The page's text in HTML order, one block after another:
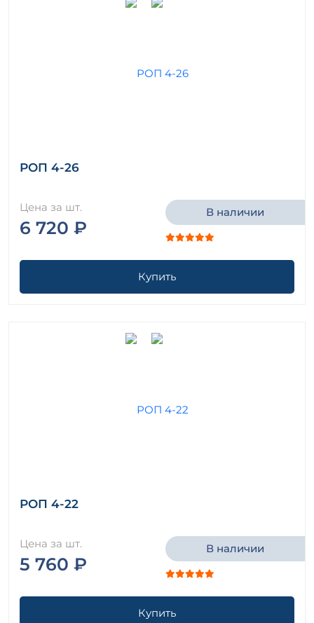
РОП 4-26
Цена за шт.
6 720 ₽
В наличии
Купить
РОП 4-22
Цена за шт.
5 760 ₽
В наличии
Купить